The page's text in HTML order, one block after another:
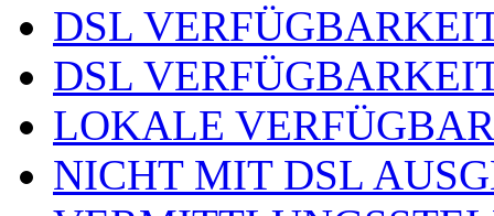
DSL
DSL
LOKALE
NICHT MIT DSL